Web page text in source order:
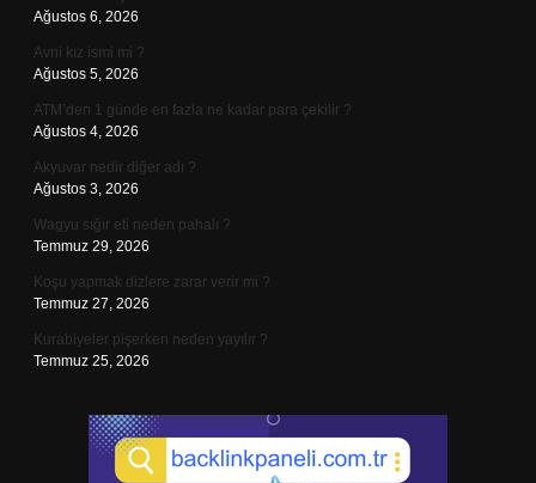
Ağustos 6, 2026
Avni kız ismi mi ?
Ağustos 5, 2026
ATM’den 1 günde en fazla ne kadar para çekilir ?
Ağustos 4, 2026
Akyuvar nedir diğer adı ?
Ağustos 3, 2026
Wagyu sığır eti neden pahalı ?
Temmuz 29, 2026
Koşu yapmak dizlere zarar verir mi ?
Temmuz 27, 2026
Kurabiyeler pişerken neden yayılır ?
Temmuz 25, 2026